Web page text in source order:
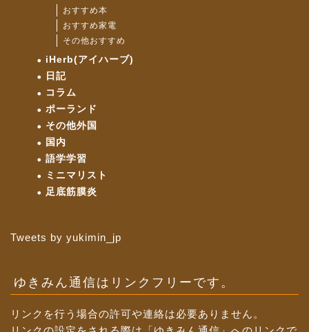
おすすめ本
おすすめ家電
その他おすすめ
iHerb(アイハーブ)
日記
コラム
ポーランド
その他外国
国内
語学学習
ミニマリスト
足底筋膜炎
Tweets by yukimin_jp
ゆきみん通信はリンクフリーです。
リンクを行う場合の許可や連絡は必要ありません。